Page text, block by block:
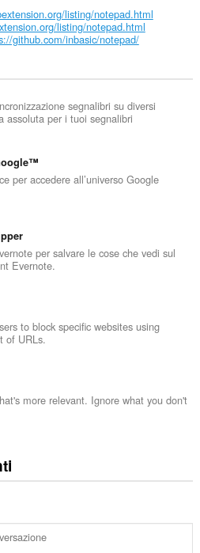
listing/notepad.html
listing/notepad.html
github.com/inbasic/notepad/
segnalibri su diversi
assoluta per i tuoi segnalibri
per accedere all’universo Google
per salvare le cose che vedi sul
Evernote.
to block specific websites using
of URLs.
more relevant. Ignore what you don't